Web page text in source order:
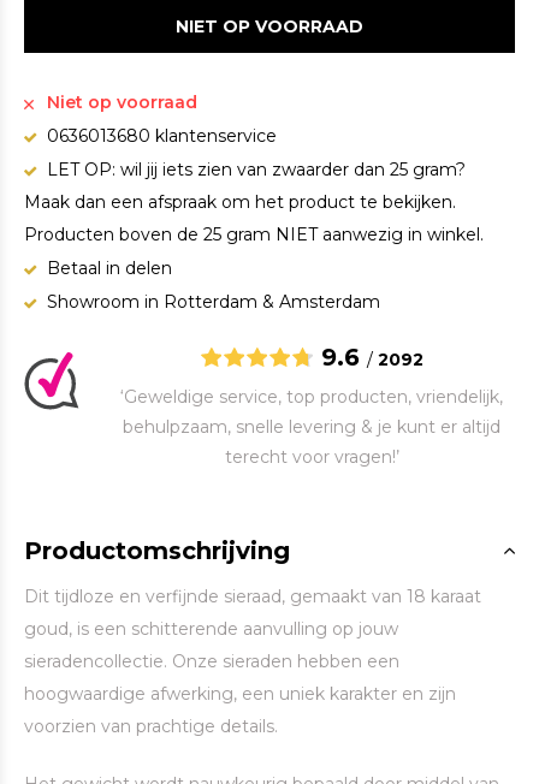
NIET OP VOORRAAD
Niet op voorraad
0636013680 klantenservice
LET OP: wil jij iets zien van zwaarder dan 25 gram?
Maak dan een afspraak om het product te bekijken.
Producten boven de 25 gram NIET aanwezig in winkel.
Betaal in delen
Showroom in Rotterdam & Amsterdam
9.6 / 2092
‘Geweldige service, top producten, vriendelijk,
behulpzaam, snelle levering & je kunt er altijd
terecht voor vragen!’
Productomschrijving
Dit tijdloze en verfijnde sieraad, gemaakt van 18 karaat
goud, is een schitterende aanvulling op jouw
sieradencollectie. Onze sieraden hebben een
hoogwaardige afwerking, een uniek karakter en zijn
voorzien van prachtige details.